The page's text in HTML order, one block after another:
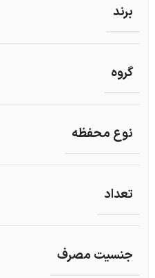
برند
گروه
نوع محفظه
تعداد
جنسیت مصرف